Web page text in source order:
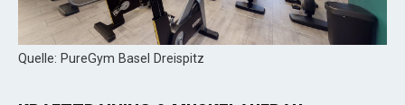
Quelle: PureGym Basel Dreispitz